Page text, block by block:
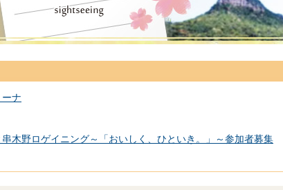
ナ
木野ロゲイニング～「おいしく、ひといき。」～参加者募集